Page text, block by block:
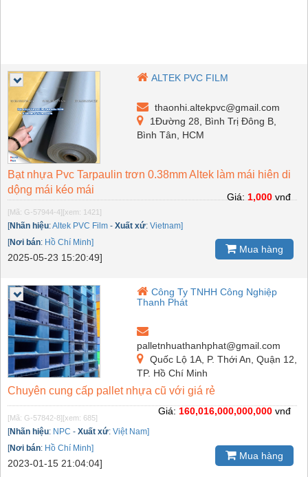
ALTEK PVC FILM
thaonhi.altekpvc@gmail.com
1Đường 28, Bình Trị Đông B,
Bình Tân, HCM
Bạt nhựa Pvc Tarpaulin trơn 0.38mm Altek làm mái hiên di
dộng mái kéo mái
[Mã: G-57944-4] [xem: 1421]
[Nhãn hiệu:Altek PVC Film - Xuất xứ: Vietnam]
[Nơi bán: Hồ Chí Minh]
2025-05-23 15:20:49]
Giá:1,000vnđ
Mua hàng
Công Ty TNHH Công Nghiệp
Thanh Phát
palletnhuathanhphat@gmail.com
Quốc Lộ 1A, P. Thới An, Quận 12,
TP. Hồ Chí Minh
Chuyên cung cấp pallet nhựa cũ với giá rẻ
[Mã: G-57842-8] [xem: 685]
[Nhãn hiệu: NPC - Xuất xứ: Việt Nam]
[Nơi bán: Hồ Chí Minh]
2023-01-15 21:04:04]
Giá: 160,016,000,000,000 vnđ
Mua hàng